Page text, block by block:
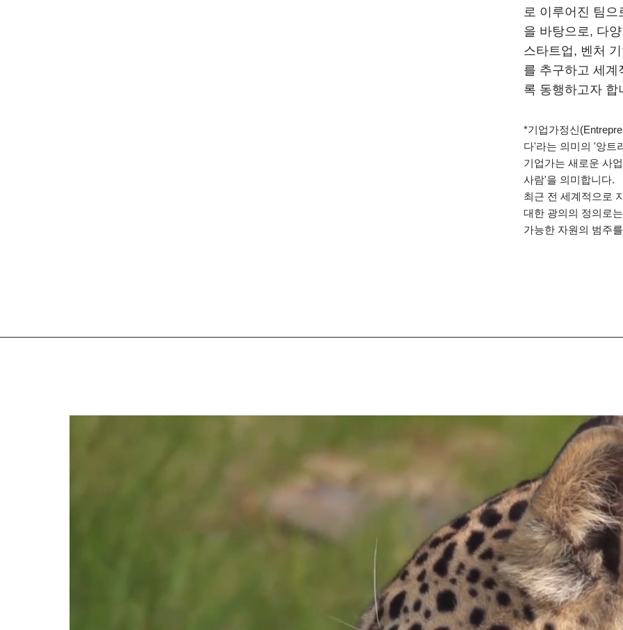
로 이루어진 팀으
을 바탕으로, 다
스타트업, 벤처
를 추구하고 세계
록 동행하고자 합
*기업가정신
다'라는 의미의 '앙트
기업가는 새로운 사
사람'을 의미합니다.
최근 전 세계적으로
대한 광의의 정의로
가능한 자원의 범주